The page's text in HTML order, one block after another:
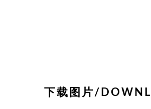
下载图片/